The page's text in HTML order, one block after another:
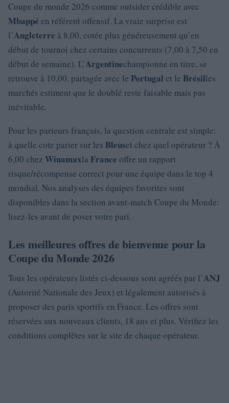
Coupe du monde 2026 comme outsider crédible avec
Mbappé en référent offensif. La vraie surprise est
l’Angleterre à 8,00, cotée plus généreusement qu’en
début de tournoi chez certains concurrents (7,00 à 7,50 en
début de semaine). L’Argentinechampionne en titre, se
retrouve à 10,00, partagée avec le Portugal et le Brésilles
marchés estiment que le doublé reste faisable mais pas
inévitable.
Pour les parieurs français, la question centrale est simple:
à quelle cote parier sur les Bleuset chez quel opérateur ? À
6,00 chez Winamaxla France offre un rapport
risque/récompense correct pour une équipe dans le top 4
mondial. Nos analyses des équipes favorites sont
disponibles dans la section avant-match Coupe du Monde:
lisez-les avant de poser votre pari.
Les meilleures offres de bienvenue pour la
Coupe du Monde 2026
Tous les opérateurs listés ci-dessous sont agréés par l’ANJ
(Autorité Nationale des Jeux) et légalement autorisés à
proposer des paris sportifs en France. Les offres sont
réservées aux nouveaux clients, 18 ans et plus. Vérifiez les
conditions complètes sur le site de chaque opérateur.